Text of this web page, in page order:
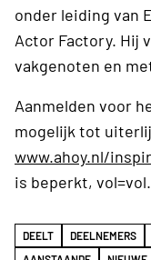
onder leiding van
Actor Factory. Hij
vakgenoten en
Aanmelden voor
mogelijk tot
www.ahoy.nl/
is beperkt, vol=vol.
DEELT DEELNEMERS